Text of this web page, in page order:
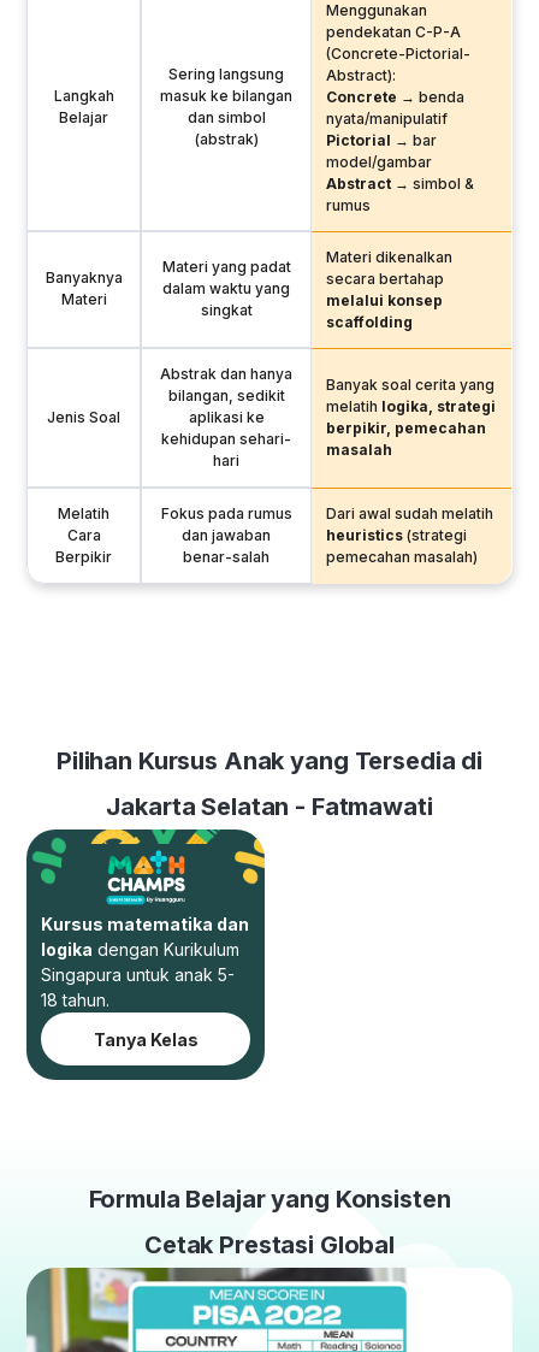
Langkah
Belajar
Sering langsung
masuk ke bilangan
dan simbol
(abstrak)
Menggunakan
pendekatan C-P-A
(Concrete-Pictorial-
Abstract):
Concrete → benda
nyata/manipulatif
Pictorial → bar
model/gambar
Abstract → simbol &
rumus
Banyaknya
Materi
Materi yang padat
dalam waktu yang
singkat
Materi dikenalkan
secara bertahap
melalui konsep
scaffolding
Jenis Soal
Abstrak dan hanya
bilangan, sedikit
aplikasi ke
kehidupan sehari-
hari
Banyak soal cerita yang
melatih logika, strategi
berpikir, pemecahan
masalah
Melatih
Cara
Berpikir
Fokus pada rumus
dan jawaban
benar-salah
Dari awal sudah melatih
heuristics (strategi
pemecahan masalah)
Pilihan Kursus Anak yang Tersedia di
Jakarta Selatan - Fatmawati
Kursus matematika dan
logika dengan Kurikulum
Singapura untuk anak 5-
18 tahun.
Tanya Kelas
Formula Belajar yang Konsisten
Cetak Prestasi Global